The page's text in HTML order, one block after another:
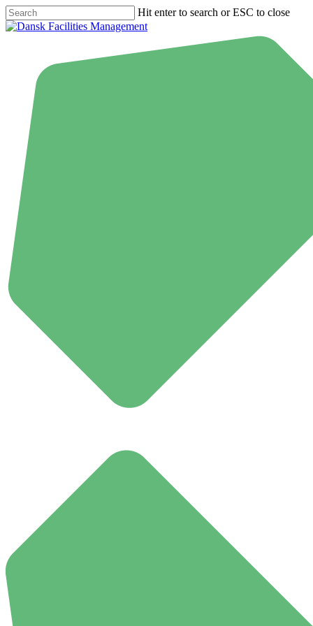
Skip
to
Hit enter to search or ESC to close
Close